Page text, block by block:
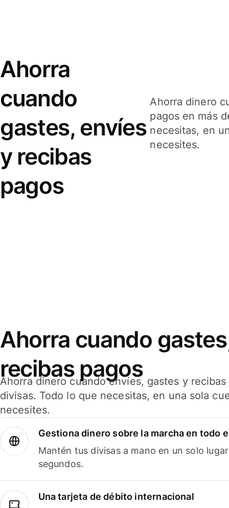
Ahorra
cuando
gastes, envíes
y recibas
pagos
Ahorra dinero
pagos en más
necesitas, en
necesites.
Ahorra cuando
recibas pagos
Ahorra dinero cuando envíes, gastes y
divisas. Todo lo que necesitas, en una sola
necesites.
Gestiona dinero sobre la marcha en todo
Mantén tus divisas a mano en un solo
segundos.
Una tarjeta de débito internacional